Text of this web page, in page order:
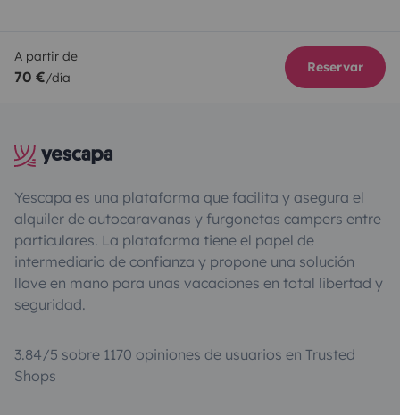
A partir de
70 €/día
Reservar
Yescapa es una plataforma que facilita y asegura el
alquiler de autocaravanas y furgonetas campers entre
particulares. La plataforma tiene el papel de
intermediario de confianza y propone una solución
llave en mano para unas vacaciones en total libertad y
seguridad.
3.84/5 sobre 1170 opiniones de usuarios en Trusted
Shops